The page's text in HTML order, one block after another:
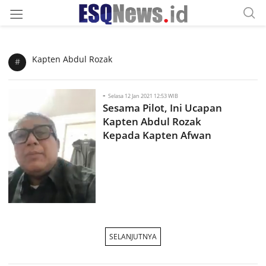
# Kapten Abdul Rozak
- Selasa 12 Jan 2021 12:53 WIB
Sesama Pilot, Ini Ucapan
Kapten Abdul Rozak
Kepada Kapten Afwan
SELANJUTNYA